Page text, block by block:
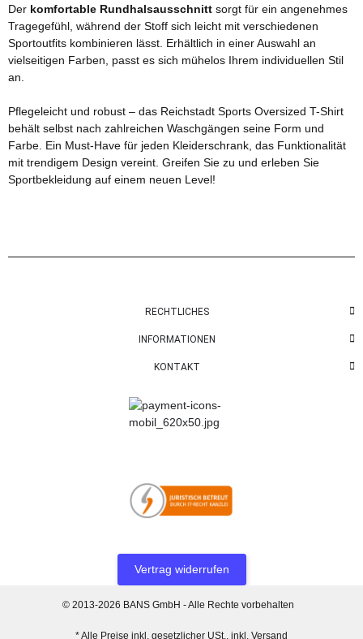
Der komfortable Rundhalsausschnitt sorgt für ein angenehmes
Tragegefühl, während der Stoff sich leicht mit verschiedenen
Sportoutfits kombinieren lässt. Erhältlich in einer Auswahl an
vielseitigen Farben, passt es sich mühelos Ihrem individuellen Stil
an.
Pflegeleicht und robust – das Reichstadt Sports Oversized T-Shirt
behält selbst nach zahlreichen Waschgängen seine Form und
Farbe. Ein Must-Have für jeden Kleiderschrank, das Funktionalität
mit trendigem Design vereint. Greifen Sie zu und erleben Sie
Sportbekleidung auf einem neuen Level!
RECHTLICHES
INFORMATIONEN
KONTAKT
Vertrag widerrufen
© 2013-2026 BANS GmbH - Alle Rechte vorbehalten
* Alle Preise inkl. gesetzlicher USt., inkl. Versand